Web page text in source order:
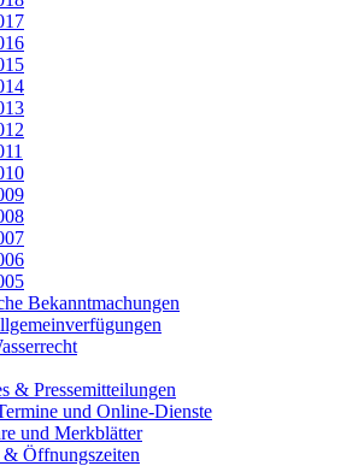
Bekanntmachungen
& Pressemitteilungen
und Online-Dienste
und Merkblätter
Öffnungszeiten